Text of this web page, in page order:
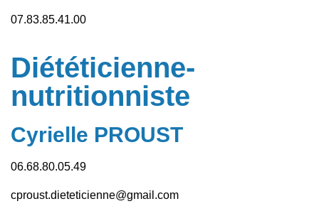
07.83.85.41.00
Diététicienne-
nutritionniste
Cyrielle PROUST
06.68.80.05.49
cproust.dieteticienne@gmail.com